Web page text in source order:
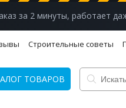
за 2 минуты, работает
Строительные советы
ТОВАРОВ